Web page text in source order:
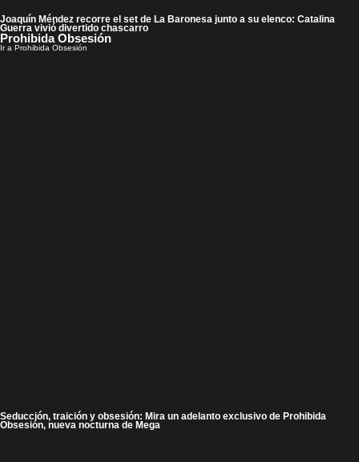
Joaquín Méndez recorre el set de La Baronesa junto a su elenco: Catalina
Guerra vivió divertido chascarro
Prohibida Obsesión
Ir a Prohibida Obsesión
Seducción, traición y obsesión: Mira un adelanto exclusivo de Prohibida
Obsesión, nueva nocturna de Mega